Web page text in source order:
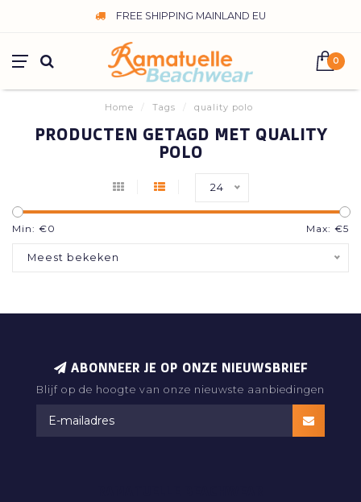
FREE SHIPPING MAINLAND EU
0
Home / Tags / quality polo
PRODUCTEN GETAGD MET QUALITY
POLO
24
Min: €0 Max: €5
Meest bekeken
ABONNEER JE OP ONZE NIEUWSBRIEF
Blijf op de hoogte van onze nieuwste aanbiedingen